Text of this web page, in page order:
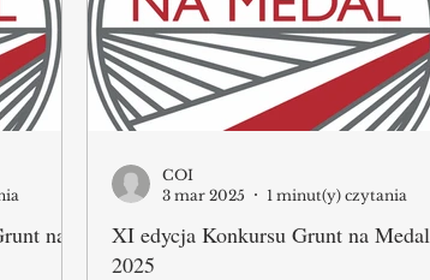
na
XI edycja Konkursu Grunt na Medal
2025
COI
3 mar 2025
1 minut(y) czytania